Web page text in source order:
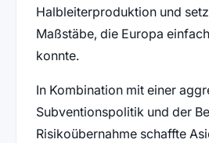
Halbleiterproduktion und
Maßstäbe, die Europa
konnte.
In Kombination mit einer
Subventionspolitik und der
Risikoübernahme schaffte